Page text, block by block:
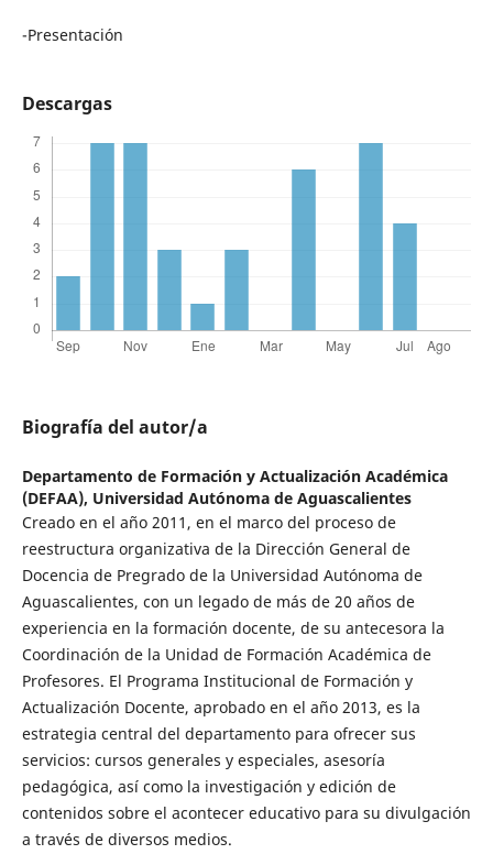
-Presentación
Descargas
Biografía del autor/a
Departamento de Formación y Actualización Académica
(DEFAA), Universidad Autónoma de Aguascalientes
Creado en el año 2011, en el marco del proceso de
reestructura organizativa de la Dirección General de
Docencia de Pregrado de la Universidad Autónoma de
Aguascalientes, con un legado de más de 20 años de
experiencia en la formación docente, de su antecesora la
Coordinación de la Unidad de Formación Académica de
Profesores. El Programa Institucional de Formación y
Actualización Docente, aprobado en el año 2013, es la
estrategia central del departamento para ofrecer sus
servicios: cursos generales y especiales, asesoría
pedagógica, así como la investigación y edición de
contenidos sobre el acontecer educativo para su divulgación
a través de diversos medios.